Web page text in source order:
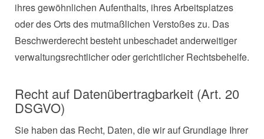
ihres gewöhnlichen Aufenthalts, ihres Arbeitsplatzes
oder des Orts des mutmaßlichen Verstoßes zu. Das
Beschwerderecht besteht unbeschadet anderweitiger
verwaltungsrechtlicher oder gerichtlicher Rechtsbehelfe.
Recht auf Datenübertragbarkeit (Art. 20
DSGVO)
Sie haben das Recht, Daten, die wir auf Grundlage Ihrer